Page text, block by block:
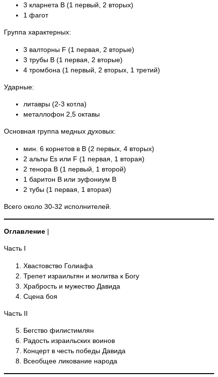
3 кларнета B (1 первый, 2 вторых)
1 фагот
Группа характерных:
3 валторны F (1 первая, 2 вторые)
3 трубы B (1 первая, 2 вторые)
4 тромбона (1 первый, 2 вторых, 1 третий)
Ударные:
литавры (2-3 котла)
металлофон 2,5 октавы
Основная группа медных духовых:
мин. 6 корнетов в B (2 первых, 4 вторых)
2 альты Es или F (1 первая, 1 вторая)
2 тенора B (1 первый, 1 второй)
1 баритон B или эуфониум B
2 тубы (1 первая, 1 вторая)
Всего около 30-32 исполнителей.
Оглавление |
Часть I
Хвастовство Голиафа
Трепет израильтян и молитва к Богу
Храбрость и мужество Давида
Сцена боя
Часть II
Бегство филистимлян
Радость израильских воинов
Концерт в честь победы Давида
Всеобщее ликование народа